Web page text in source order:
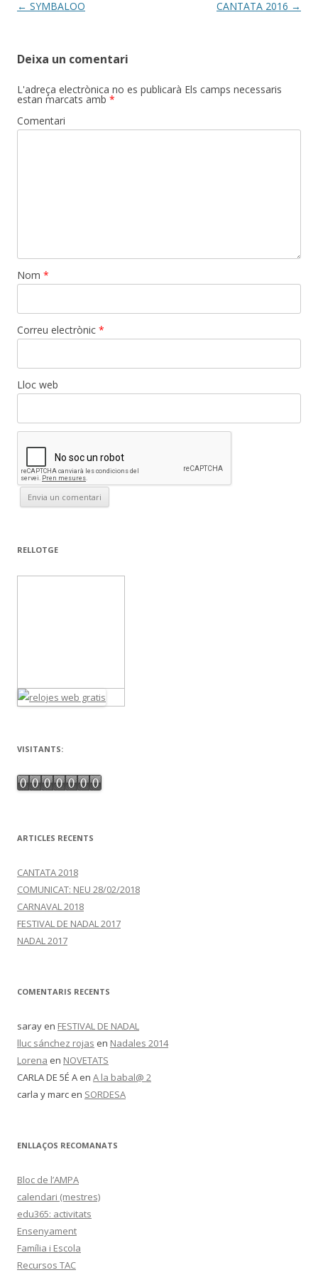
Post
← SYMBALOO CANTATA 2016 →
Deixa un comentari
L'adreça electrònica no es publicarà Els camps necessaris
estan marcats amb *
Comentari
Nom *
Correu electrònic *
Lloc web
RELLOTGE
VISITANTS:
ARTICLES RECENTS
CANTATA 2018
COMUNICAT: NEU 28/02/2018
CARNAVAL 2018
FESTIVAL DE NADAL 2017
NADAL 2017
COMENTARIS RECENTS
saray en FESTIVAL DE NADAL
lluc sánchez rojas en Nadales 2014
Lorena en NOVETATS
CARLA DE 5É A en A la babal@ 2
carla y marc en SORDESA
ENLLAÇOS RECOMANATS
Bloc de l’AMPA
calendari (mestres)
edu365: activitats
Ensenyament
Família i Escola
Recursos TAC